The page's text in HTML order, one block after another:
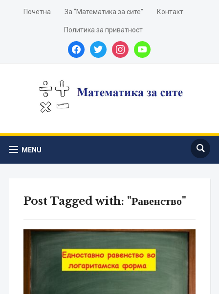
Почетна За “Математика за сите” Контакт
Политика за приватност
facebooktwitter instagramyoutube
MENU
Post Tagged with: "Равенство"